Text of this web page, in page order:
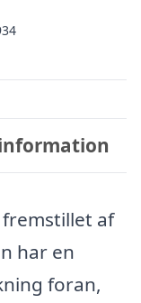
fremstillet af
har en
foran,